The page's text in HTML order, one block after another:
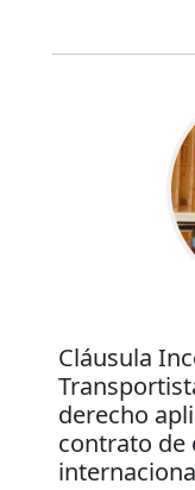
Cláusula
derecho
contrato de